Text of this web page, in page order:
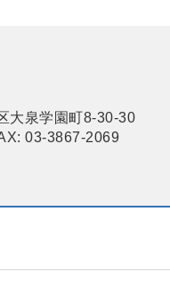
大泉学園町8-30-30
03-3867-2069